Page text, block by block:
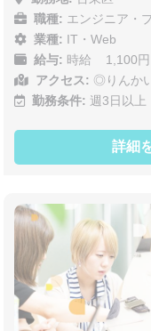
職種: エンジニア・
業種: IT・Web
給与: 時給 1,100円
アクセス: ◎りんか
勤務条件: 週3日以上
詳細